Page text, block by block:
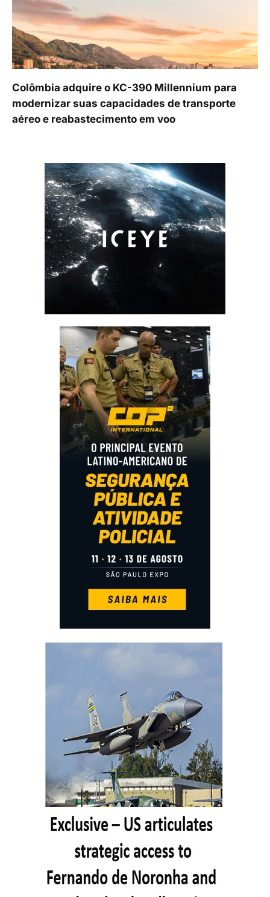
Colômbia adquire o KC-390 Millennium para
modernizar suas capacidades de transporte
aéreo e reabastecimento em voo